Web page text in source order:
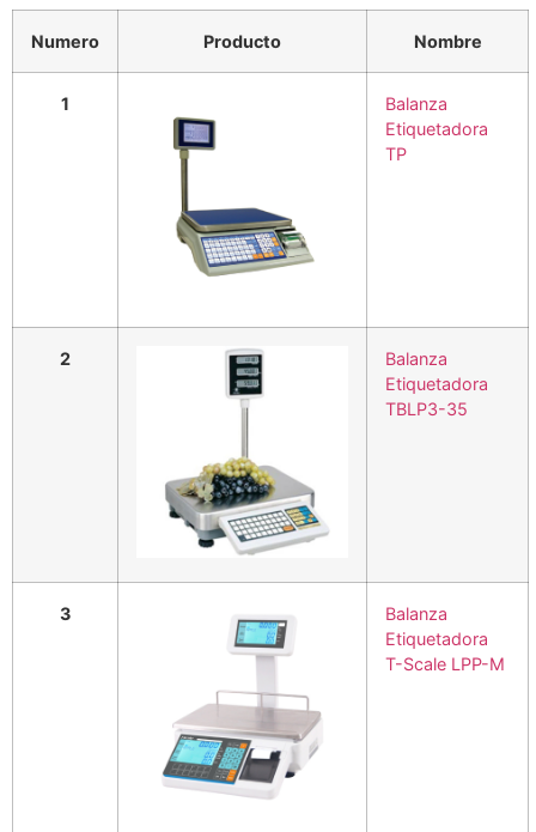
Numero Producto Nombre
1
Balanza
Etiquetadora
TP
2
Balanza
Etiquetadora
TBLP3-35
3
Balanza
Etiquetadora
T-Scale LPP-M